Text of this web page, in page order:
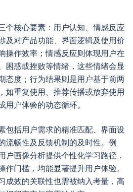
个核心要素：用户认知、情感反应
及对产品功能、界面逻辑及使用价
操作效率；情感反应则体现用户在
困惑或挫败等情绪，这些情绪会显
态度；行为结果则是用户基于前两
如重复使用、推荐传播或放弃使用
户体验的动态循环。
包括用户需求的精准匹配、界面设
流畅性及反馈机制的及时性。例
户画像分析提供个性化学习路径，
作门槛，均能显著提升用户体验。
成效的关联性也需被纳入考量，高